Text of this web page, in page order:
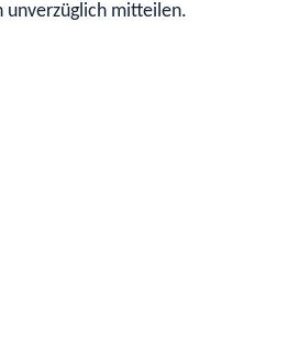
unverzüglich mitteilen.